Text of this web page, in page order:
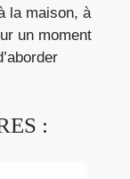
la maison, à
un moment
: